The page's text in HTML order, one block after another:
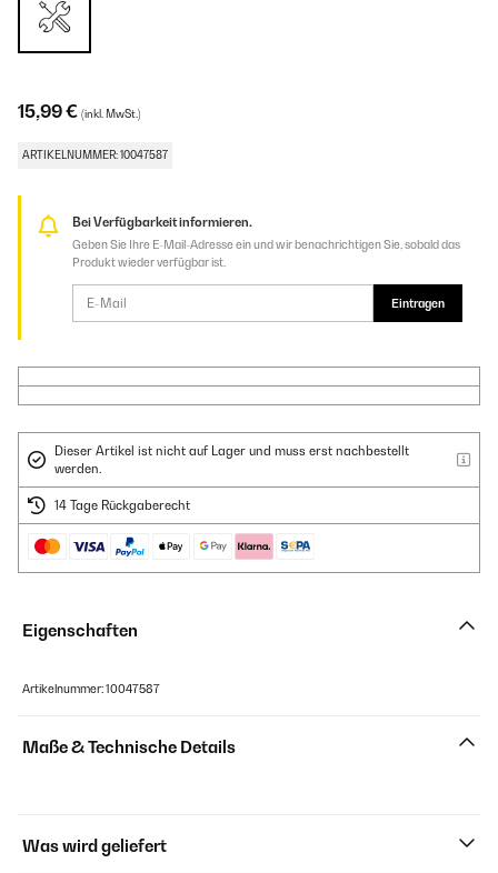
15,99 € (inkl. MwSt.)
ARTIKELNUMMER: 10047587
Bei Verfügbarkeit informieren.
Geben Sie Ihre E-Mail-Adresse ein und wir benachrichtigen Sie, sobald das
Produkt wieder verfügbar ist.
Eintragen
Dieser Artikel ist nicht auf Lager und muss erst nachbestellt
werden.
14 Tage Rückgaberecht
Eigenschaften
Artikelnummer: 10047587
Maße & Technische Details
Was wird geliefert